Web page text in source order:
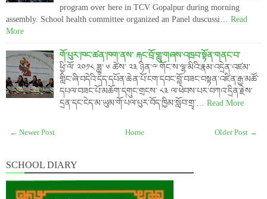
program over here in TCV Gopalpur during morning
assembly. School health committee organized an Panel duscussi…
Read
More
གོ་པུར་ཁང་ཚན་ཁག་ནས་ རྐང་བྲོ་གླུ་གཞས་འཁྲབ་སྟོན་གནང་བ་
ཕྱི་ལོ་ ༢༠༡༨ ཟླ་ ༦ ཚེས་ ༢༣ ཉིན་༸ གོང་ས་ལྷ་མིའི་རྣམ་འདྲེན་འཛམ་
གླིང་ཞི་བདེའི་དེེད་དཔོན་ཆེན་པོ་ངག་དབང་བློ་བཟང་བསྟན་འཛིན་རྒྱ་མཚོ་
དཔལ་བཟང་པོ་མཆོག་དགུང་གྲངས་ ༨༣ ལ་ཕེབས་པར་བཀའ་དྲིན་རྗེས་
དྲན་དང་ངེད་མ་ཡུམ་གོ་པལ་པུར་བོད་ཁྱིམ་སློབ་གྲྭ་…
Read More
← Newer Post Older Post →
Home
SCHOOL DIARY